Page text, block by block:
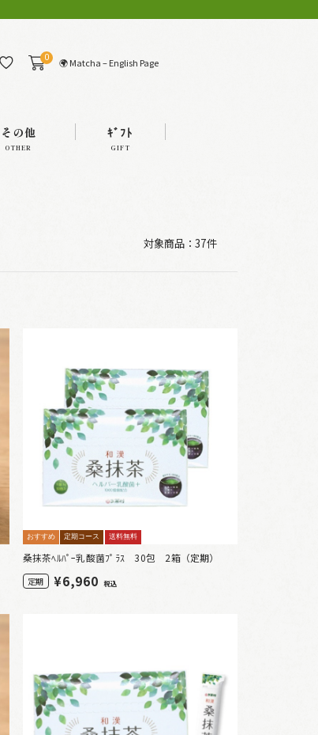
0 🌍 Matcha – English Page
その他
OTHER
ｷﾞﾌﾄ
GIFT
対象商品： 37件
おすすめ 定期コース 送料無料
桑抹茶ﾍﾙﾊﾟｰ乳酸菌ﾌﾟﾗｽ 30包 2箱（定期）
定期 ¥6,960 税込